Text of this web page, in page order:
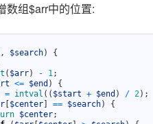
数组$arr中的位置:
, $search)
{
( $arr) - 1;
<= $end )
{
= intval ( ( $start + $end ) / 2) ;
$center == $search)
{
$center;